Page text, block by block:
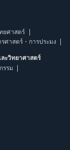
ยศาสตร์
รศาสตร์・การประมง
ะวิทยาศาสตร์
รรม